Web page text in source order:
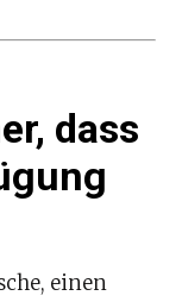
dass
einen